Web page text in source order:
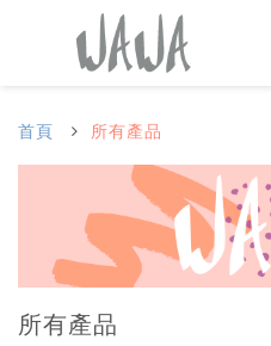
首頁 所有產品
所有產品